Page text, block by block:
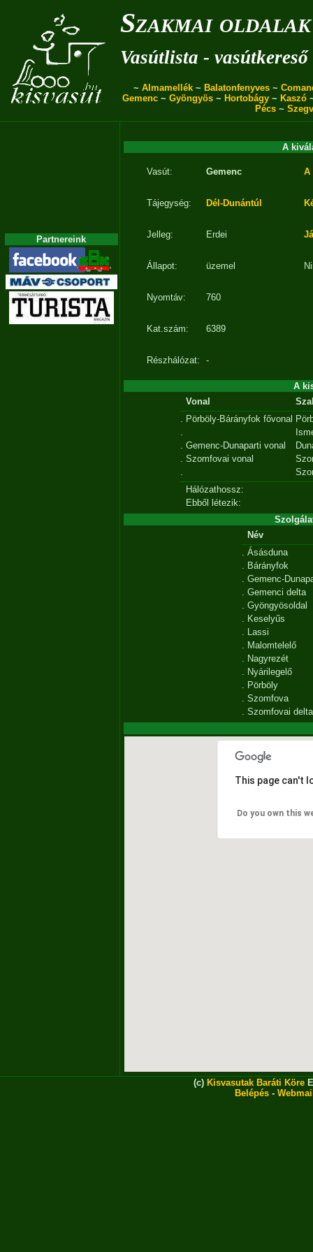
Szakmai oldalak
Vasútlista - vasútkereső
~ Almamellék ~ Balatonfenyves ~
Gemenc ~ Gyöngyös ~ Hortobágy ~ Kaszó
Pécs ~
Partnereink
A
Vasút: Gemenc
Tájegység: Dél-Dunántúl
Jelleg: Erdei
Állapot: üzemel
Nyomtáv: 760
Kat.szám: 6389
Részhálózat: -
A
A
Vonal
. Pörböly-Bárányfok fővonal
.
. Gemenc-Dunaparti vonal
. Szomfovai vonal
.
Hálózathossz:
Ebből létezik:
Név
. Ásásduna
. Bárányfok
. Gemenc-
. Gemenci delta
. Gyöngyösoldal
. Keselyűs
. Lassi
. Malomtelelő
. Nagyrezét
. Nyárilegelő
. Pörböly
. Szomfova
. Szomfovai delta
This page can't
Do you own this
(c) Kisvasutak Baráti Köre
Belépés -